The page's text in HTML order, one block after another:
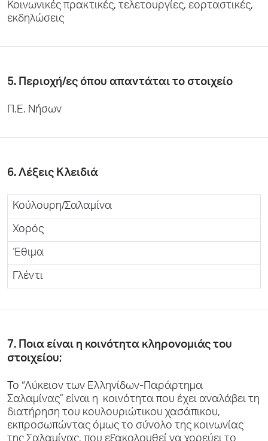
Κοινωνικές πρακτικές, τελετουργίες, εορταστικές,
εκδηλώσεις
5. Περιοχή/ες όπου απαντάται το στοιχείο
Π.Ε. Νήσων
6. Λέξεις Κλειδιά
Κούλουρη/Σαλαμίνα
Χορός
Έθιμα
Γλέντι
7. Ποια είναι η κοινότητα κληρονομιάς του
στοιχείου;
Το “Λύκειον των Ελληνίδων-Παράρτημα
Σαλαμίνας” είναι η κοινότητα που έχει αναλάβει τη
διατήρηση του κουλουριώτικου χασάπικου,
εκπροσωπώντας όμως το σύνολο της κοινωνίας